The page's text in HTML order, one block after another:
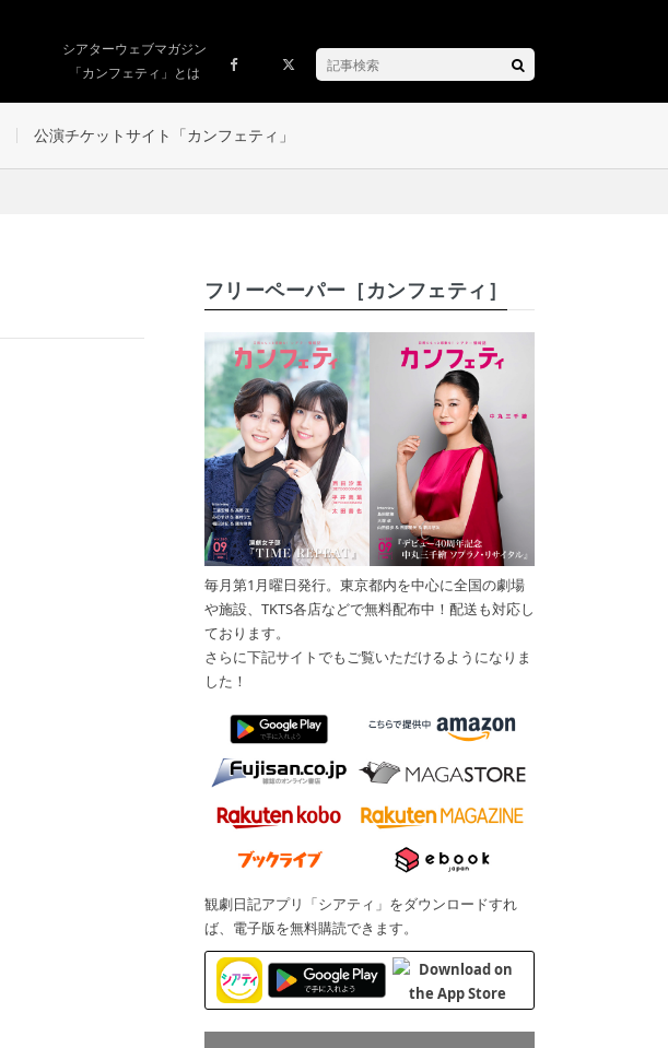
シアターウェブマガジン
「カンフェティ」とは
公演チケットサイト「カンフェティ」
フリーペーパー［カンフェティ］
毎月第1月曜日発行。東京都内を中心に全国の劇場
や施設、TKTS各店などで無料配布中！配送も対応し
ております。
さらに下記サイトでもご覧いただけるようになりま
した！
観劇日記アプリ「シアティ」をダウンロードすれ
ば、電子版を無料購読できます。